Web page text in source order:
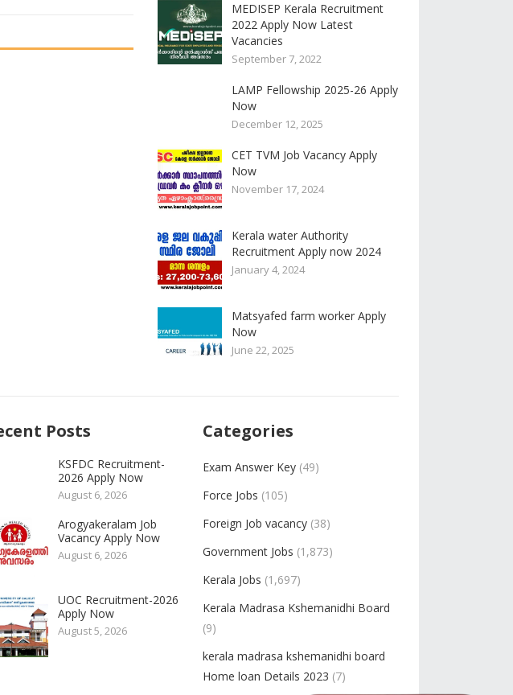
MEDISEP Kerala Recruitment
2022 Apply Now Latest
Vacancies
September 7, 2022
LAMP Fellowship 2025-26 Apply
Now
December 12, 2025
CET TVM Job Vacancy Apply
Now
November 17, 2024
Kerala water Authority
Recruitment Apply now 2024
January 4, 2024
Matsyafed farm worker Apply
Now
June 22, 2025
Posts
KSFDC Recruitment-
2026 Apply Now
August 6, 2026
Arogyakeralam Job
Vacancy Apply Now
August 6, 2026
UOC Recruitment-2026
Apply Now
August 5, 2026
Categories
Exam Answer Key (49)
Force Jobs (105)
Foreign Job vacancy (38)
Government Jobs (1,873)
Kerala Jobs (1,697)
Kerala Madrasa Kshemanidhi Board
(9)
kerala madrasa kshemanidhi board
Home loan Details 2023 (7)